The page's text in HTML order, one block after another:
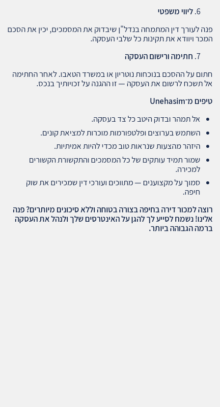
ליווי משפטי
פנה לעורך דין המתמחה בנדל"ן שיבדוק את המסמכים, יכין את הסכם
המכר ויוודא את תקינות כל שלבי העסקה.
חתימה ורישום העסקה
חתום על ההסכם בנוכחות נוטריון או במשרד הטאבו. לאחר החתימה
אל תשכח לרשום את העסקה — זו ההגנה על זכויותיך בנכס.
טיפים מ־Unehasim
אל תמהר ובדוק היטב כל צד בעסקה.
השתמש בערוצים ופלטפורמות מוכרות למציאת קונים.
היזהר מהצעות שנראות טוב מכדי להיות אמיתיות.
שמור תמיד עותקים של כל המסמכים והתקשורת הקשורים
למכירה.
סמוך על מקצוענים — מתווכים ועורכי דין שמכירים את שוק
חיפה.
רוצה למכור דירה בחיפה בצורה בטוחה וללא סיכונים מיותרים? פנה
אלינו! נשמח לסייע לך להגן על האינטרסים שלך ולנהל את העסקה
ברמה הגבוהה ביותר.